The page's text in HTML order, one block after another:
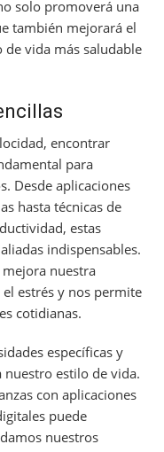
solo promoverá una
también mejorará el
de vida más saludable
encontrar
para
Desde aplicaciones
hasta técnicas de
estas
indispensables.
nuestra
estrés y nos permite
cotidianas.
específicas y
nuestro estilo de vida.
con aplicaciones
puede
nuestros